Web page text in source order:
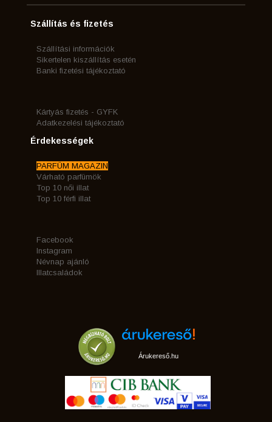
Szállítás és fizetés
Szállítási információk
Sikertelen kiszállítás esetén
Banki fizetési tájékoztató
Kártyás fizetés - GYFK
Adatkezelési tájékoztató
Érdekességek
PARFÜM MAGAZIN
Várható parfümök
Top 10 női illat
Top 10 férfi illat
Facebook
Instagram
Névnap ajánló
Illatcsaládok
Árukereső.hu